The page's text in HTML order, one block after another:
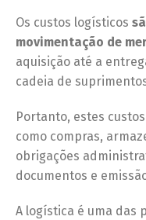
Os custos logísticos
movimentação de
aquisição até a
cadeia de
Portanto, estes
como compras,
obrigações
documentos e
A logística é uma das